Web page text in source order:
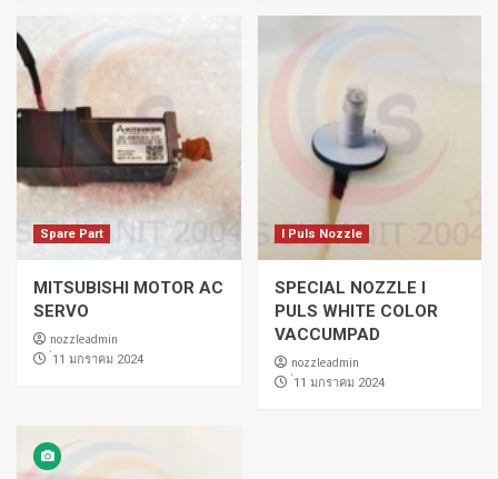
Spare Part
MITSUBISHI MOTOR AC
SERVO
nozzleadmin
่11 มกราคม 2024
I Puls Nozzle
SPECIAL NOZZLE I
PULS WHITE COLOR
VACCUMPAD
nozzleadmin
่11 มกราคม 2024